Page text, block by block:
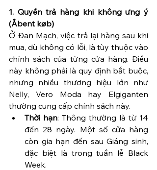
1. Quyền trả hàng khi không ưng ý
(Åbent køb)
Ở Đan Mạch, việc trả lại hàng sau khi
mua, dù không có lỗi, là tùy thuộc vào
chính sách của từng cửa hàng. Điều
này không phải là quy định bắt buộc,
nhưng nhiều thương hiệu lớn như
Nelly, Vero Moda hay Elgiganten
thường cung cấp chính sách này.
Thời hạn: Thông thường là từ 14
đến 28 ngày. Một số cửa hàng
còn gia hạn đến sau Giáng sinh,
đặc biệt là trong tuần lễ Black
Week.